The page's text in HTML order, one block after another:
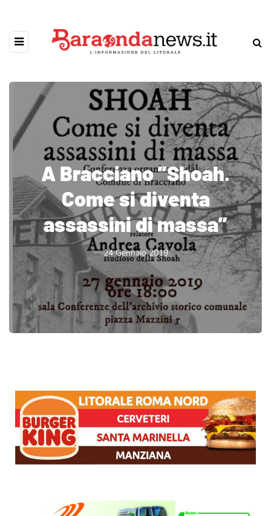
A Bracciano ”Shoah.
Come si diventa
assassini di massa”
24 Gennaio 2019